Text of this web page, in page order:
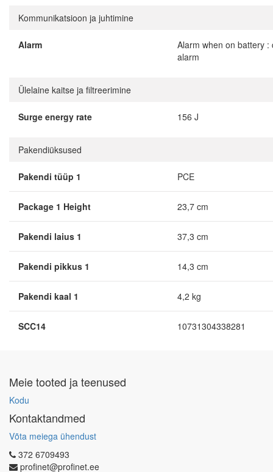
Kommunikatsioon ja juhtimine
Alarm
Alarm when on battery
alarm
Ülelaine kaitse ja filtreerimine
Surge energy rate 156 J
Pakendiüksused
Pakendi tüüp 1 PCE
Package 1 Height 23,7 cm
Pakendi laius 1 37,3 cm
Pakendi pikkus 1 14,3 cm
Pakendi kaal 1 4,2 kg
SCC14 10731304338281
Meie tooted ja teenused
Kodu
Kontaktandmed
Võta meiega ühendust
372 6709493
profinet@profinet.ee